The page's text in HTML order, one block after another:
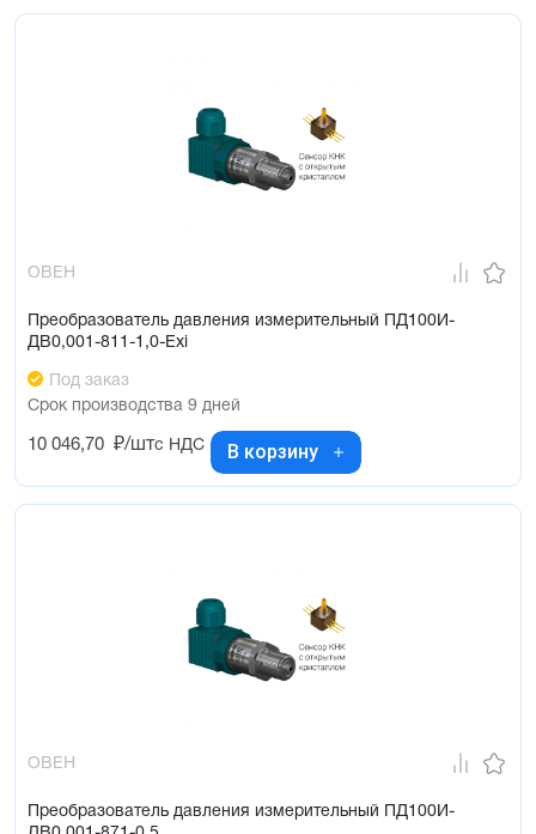
ОВЕН
Преобразователь давления измерительный ПД100И-
ДВ0,001-811-1,0-Exi
Под заказ
Срок производства 9 дней
10 046,70 ₽/штс НДС В корзину
ОВЕН
Преобразователь давления измерительный ПД100И-